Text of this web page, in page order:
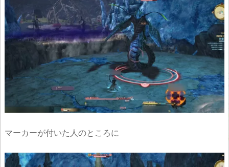
マーカーが付いた人のところに